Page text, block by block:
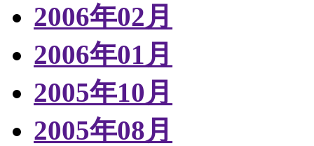
2006年02月
2006年01月
2005年10月
2005年08月